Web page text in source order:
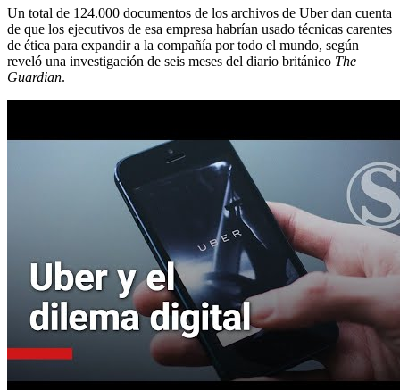
Un total de 124.000 documentos de los archivos de Uber dan cuenta
de que los ejecutivos de esa empresa habrían usado técnicas carentes
de ética para expandir a la compañía por todo el mundo, según
reveló una investigación de seis meses del diario británico The
Guardian.